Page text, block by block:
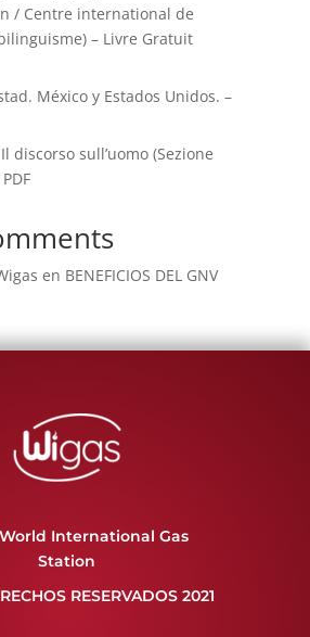
/ Centre international de
– Livre Gratuit
México y Estados Unidos. –
discorso sull’uomo (Sezione
en BENEFICIOS DEL GNV
International Gas
Station
RESERVADOS 2021